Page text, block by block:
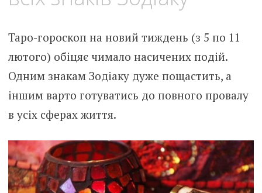
Таро-гороскоп на новий тиждень (з 5 по 11
лютого) обіцяє чимало насичених подій.
Одним знакам Зодіаку дуже пощастить, а
іншим варто готуватись до повного провалу
в усіх сферах життя.